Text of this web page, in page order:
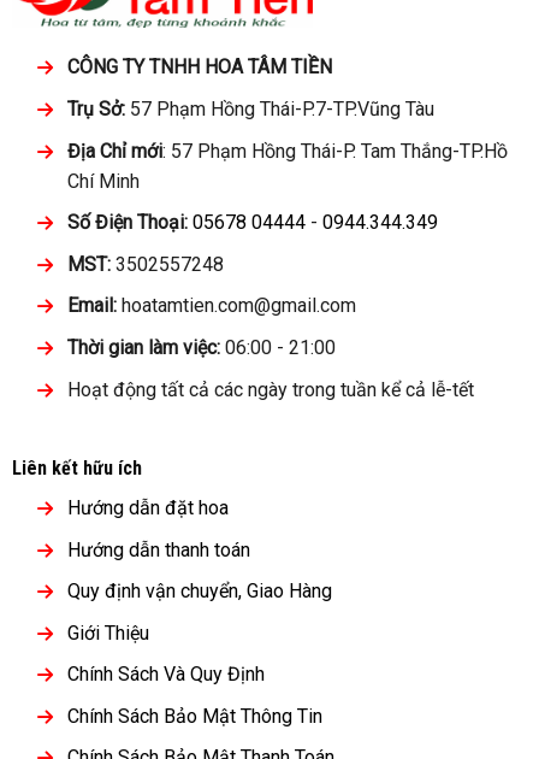
CÔNG TY TNHH HOA TÂM TIỀN
Trụ Sở: 57 Phạm Hồng Thái-P.7-TP.Vũng Tàu
Địa Chỉ mới: 57 Phạm Hồng Thái-P. Tam Thắng-TP.Hồ
Chí Minh
Số Điện Thoại: 05678 04444- 0944.344.349
MST:3502557248
Email: hoatamtien.com@gmail.com
Thời gian làm việc:06:00 - 21:00
Hoạt động tất cả các ngày trong tuần kể cả lễ-tết
Liên kết hữu ích
Hướng dẫn đặt hoa
Hướng dẫn thanh toán
Quy định vận chuyển, Giao Hàng
Giới Thiệu
Chính Sách Và Quy Định
Chính Sách Bảo Mật Thông Tin